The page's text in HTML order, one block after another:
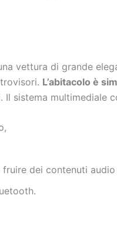
vettura di grande
L’abitacolo è
sistema multimediale
dei contenuti